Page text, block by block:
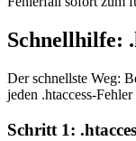
Schnellhilfe:
Der schnellste Weg:
jeden .htaccess-
Schritt 1: